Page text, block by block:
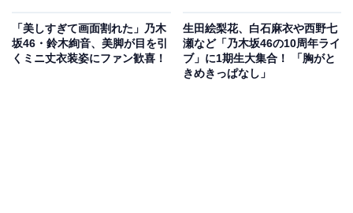
「美しすぎて画面割れた」乃木
坂46・鈴木絢音、美脚が目を引
くミニ丈衣装姿にファン歓喜！
生田絵梨花、白石麻衣や西野七
瀬など「乃木坂46の10周年ライ
ブ」に1期生大集合！ 「胸がと
きめきっぱなし」